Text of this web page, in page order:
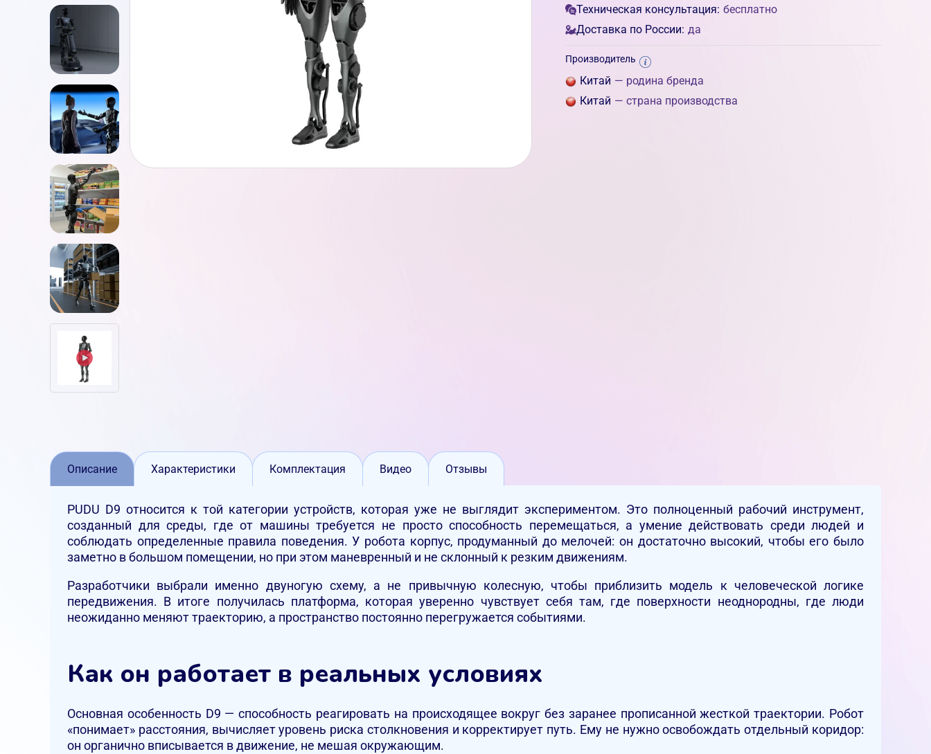
Техническая консультация: бесплатно
Доставка по России: да
Производитель
Китай — родина бренда
Китай — страна производства
Описание Характеристики Комплектация Видео Отзывы
PUDU D9 относится к той категории устройств, которая уже не выглядит экспериментом. Это полноценный рабочий инструмент,
созданный для среды, где от машины требуется не просто способность перемещаться, а умение действовать среди людей и
соблюдать определенные правила поведения. У робота корпус, продуманный до мелочей: он достаточно высокий, чтобы его было
заметно в большом помещении, но при этом маневренный и не склонный к резким движениям.
Разработчики выбрали именно двуногую схему, а не привычную колесную, чтобы приблизить модель к человеческой логике
передвижения. В итоге получилась платформа, которая уверенно чувствует себя там, где поверхности неоднородны, где люди
неожиданно меняют траекторию, а пространство постоянно перегружается событиями.
Как он работает в реальных условиях
Основная особенность D9 — способность реагировать на происходящее вокруг без заранее прописанной жесткой траектории. Робот
«понимает» расстояния, вычисляет уровень риска столкновения и корректирует путь. Ему не нужно освобождать отдельный коридор:
он органично вписывается в движение, не мешая окружающим.